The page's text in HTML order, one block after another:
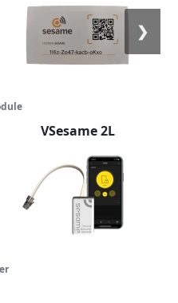
❯
VSesame 2L